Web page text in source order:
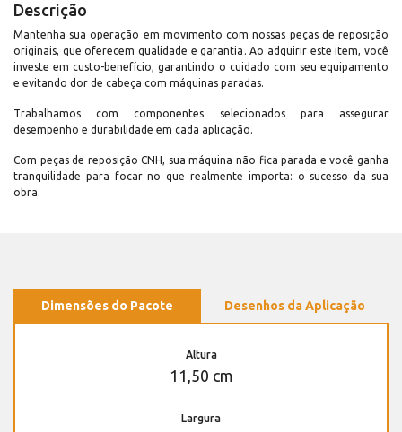
Descrição
Mantenha sua operação em movimento com nossas peças de reposição
originais, que oferecem qualidade e garantia. Ao adquirir este item, você
investe em custo-benefício, garantindo o cuidado com seu equipamento
e evitando dor de cabeça com máquinas paradas.
Trabalhamos com componentes selecionados para assegurar
desempenho e durabilidade em cada aplicação.
Com peças de reposição CNH, sua máquina não fica parada e você ganha
tranquilidade para focar no que realmente importa: o sucesso da sua
obra.
Dimensões do Pacote Desenhos da Aplicação
Altura
11,50 cm
Largura